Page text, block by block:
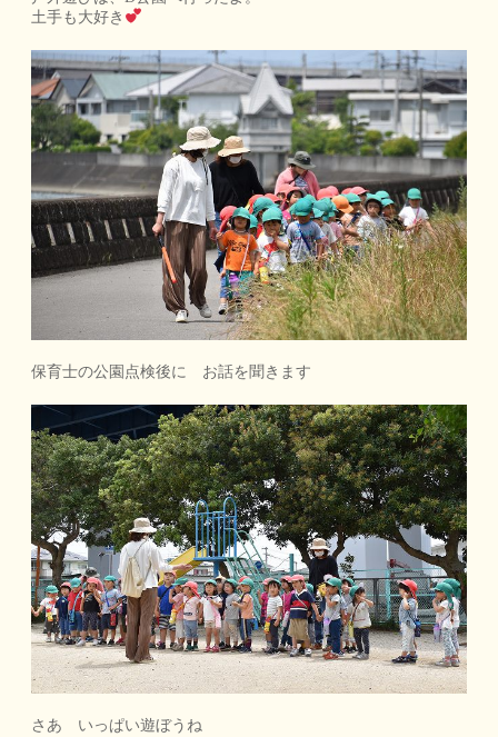
土手も大好き
保育士の公園点検後に お話を聞きます
さあ いっぱい遊ぼうね